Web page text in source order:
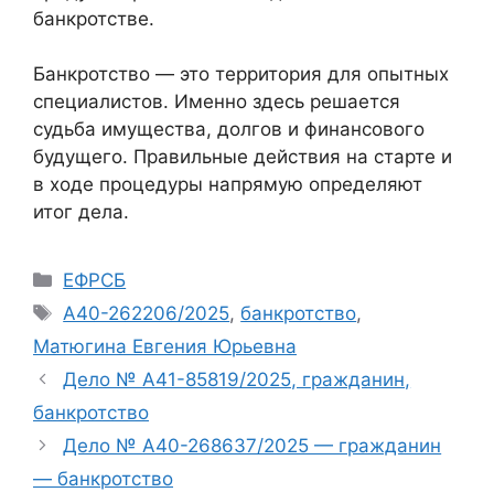
банкротстве.
Банкротство — это территория для опытных
специалистов. Именно здесь решается
судьба имущества, долгов и финансового
будущего. Правильные действия на старте и
в ходе процедуры напрямую определяют
итог дела.
Рубрики
ЕФРСБ
Метки
А40-262206/2025,банкротство,
Матюгина Евгения Юрьевна
Дело № А41-85819/2025, гражданин,
банкротство
Дело № А40-268637/2025 — гражданин
— банкротство